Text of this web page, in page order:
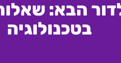
הבא:
בטכנולוגיה